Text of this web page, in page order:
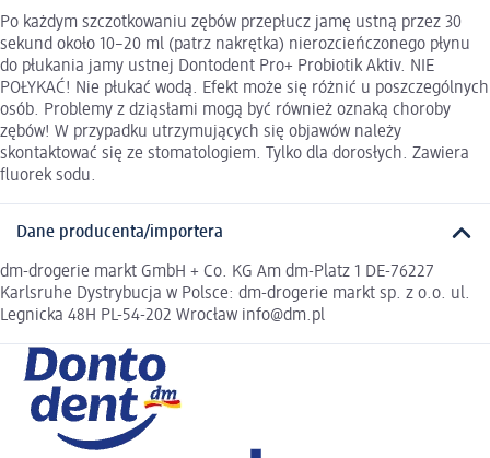
Po każdym szczotkowaniu zębów przepłucz jamę ustną przez 30
sekund około 10–20 ml (patrz nakrętka) nierozcieńczonego płynu
do płukania jamy ustnej Dontodent Pro+ Probiotik Aktiv. NIE
POŁYKAĆ! Nie płukać wodą. Efekt może się różnić u poszczególnych
osób. Problemy z dziąsłami mogą być również oznaką choroby
zębów! W przypadku utrzymujących się objawów należy
skontaktować się ze stomatologiem. Tylko dla dorosłych. Zawiera
fluorek sodu.
Dane producenta/importera
dm-drogerie markt GmbH + Co. KG Am dm-Platz 1 DE-76227
Karlsruhe Dystrybucja w Polsce: dm-drogerie markt sp. z o.o. ul.
Legnicka 48H PL-54-202 Wrocław info@dm.pl